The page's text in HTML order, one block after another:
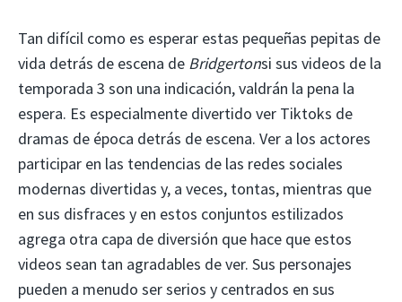
Tan difícil como es esperar estas pequeñas pepitas de
vida detrás de escena de Bridgertonsi sus videos de la
temporada 3 son una indicación, valdrán la pena la
espera. Es especialmente divertido ver Tiktoks de
dramas de época detrás de escena. Ver a los actores
participar en las tendencias de las redes sociales
modernas divertidas y, a veces, tontas, mientras que
en sus disfraces y en estos conjuntos estilizados
agrega otra capa de diversión que hace que estos
videos sean tan agradables de ver. Sus personajes
pueden a menudo ser serios y centrados en sus